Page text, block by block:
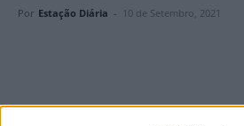
Por Estação Diária - 10 de Setembro, 2021